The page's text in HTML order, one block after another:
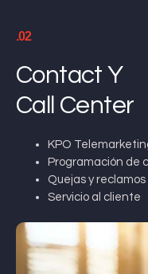
.02
Contact Y
Call Center
KPO
Programación de
Quejas y reclamos
Servicio al cliente